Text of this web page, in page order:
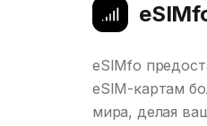
eSIMfo
eSIM-картам
мира, делая